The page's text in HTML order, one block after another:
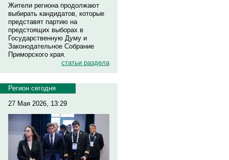
Жители региона продолжают
выбирать кандидатов, которые
представят партию на
предстоящих выборах в
Государственную Думу и
Законодательное Собрание
Приморского края.
статьи раздела
Регион сегодня
27 Мая 2026, 13:29